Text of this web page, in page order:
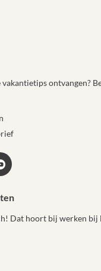
ontvangen?
Dat hoort bij werken bij